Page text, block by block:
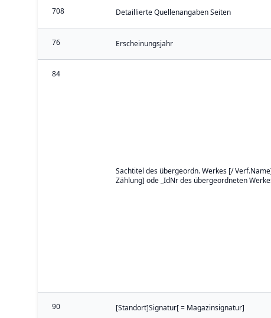
708 Detaillierte Quellenangaben Seiten
76 Erscheinungsjahr
84
Sachtitel des übergeordn. Werkes [/
Zählung] ode _IdNr des übergeordneten
90 [Standort]Signatur[ = Magazinsignatur]